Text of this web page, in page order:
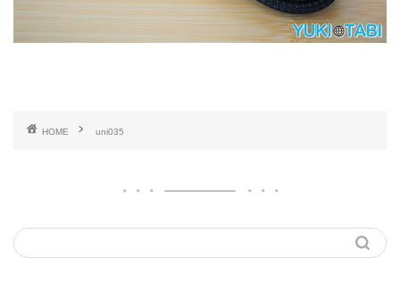
HOME uni035